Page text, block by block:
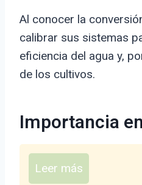
Al conocer la
calibrar sus sistemas
eficiencia del agua y,
de los cultivos.
Importancia
Leer más